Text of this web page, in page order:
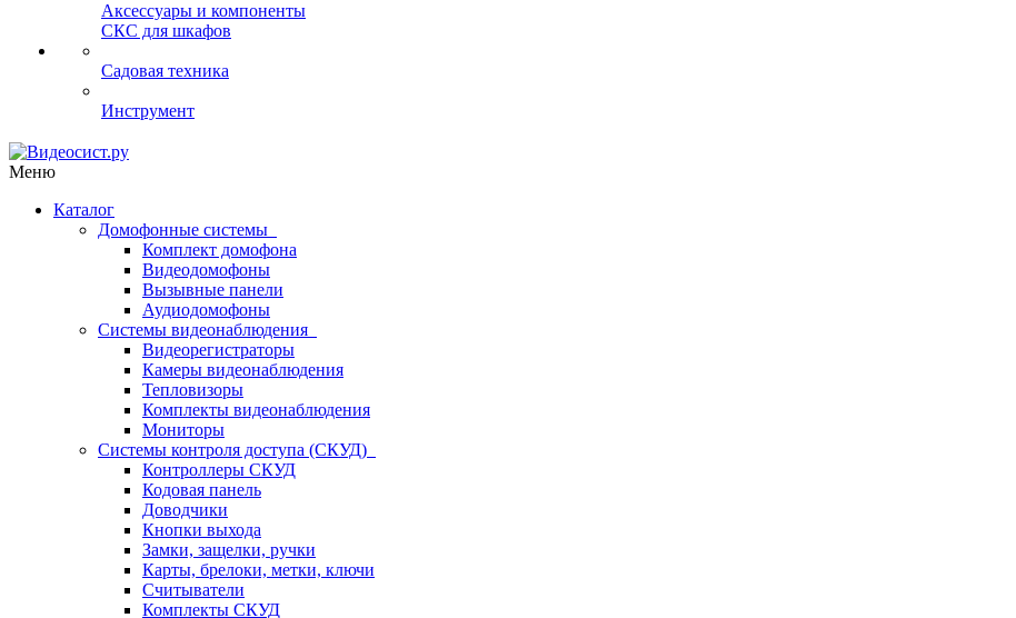
Аксессуары и компоненты
СКС для шкафов
Садовая техника
Инструмент
Меню
Каталог
Домофонные системы
Комплект домофона
Видеодомофоны
Вызывные панели
Аудиодомофоны
Системы видеонаблюдения
Видеорегистраторы
Камеры видеонаблюдения
Тепловизоры
Комплекты видеонаблюдения
Мониторы
Системы контроля доступа (СКУД)
Контроллеры СКУД
Кодовая панель
Доводчики
Кнопки выхода
Замки, защелки, ручки
Карты, брелоки, метки, ключи
Считыватели
Комплекты СКУД